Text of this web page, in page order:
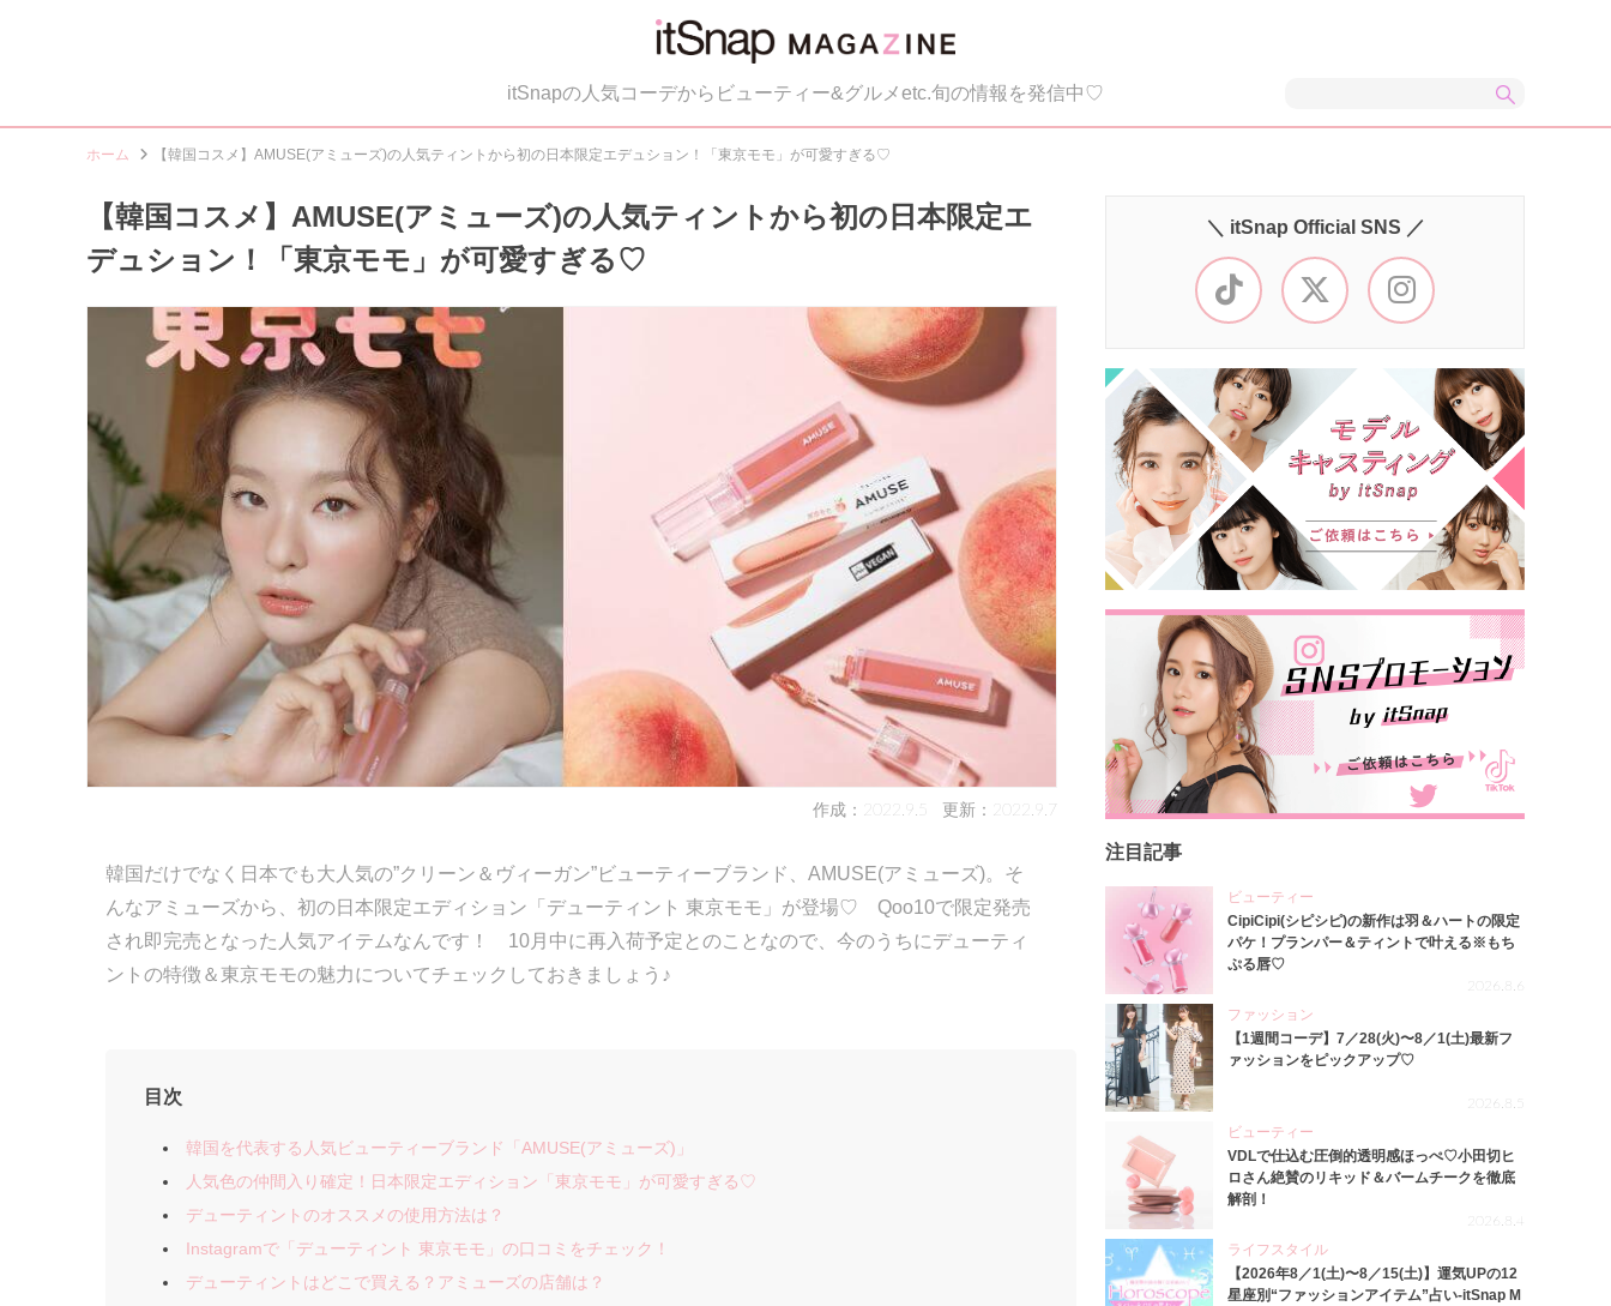
itSnapの人気コーデからビューティー&グルメetc.旬の情報を発信中♡
ホーム 【韓国コスメ】AMUSE(アミューズ)の人気ティントから初の日本限定エデュション！「東京モモ」が可愛すぎる♡
【韓国コスメ】AMUSE(アミューズ)の人気ティントから初の日本限定エ
デュション！「東京モモ」が可愛すぎる♡
作成：2022.9.5 更新：2022.9.7
韓国だけでなく日本でも大人気の”クリーン＆ヴィーガン”ビューティーブランド、AMUSE(アミューズ)。そ
んなアミューズから、初の日本限定エディション「デューティント 東京モモ」が登場♡ Qoo10で限定発売
され即完売となった人気アイテムなんです！ 10月中に再入荷予定とのことなので、今のうちにデューティ
ントの特徴＆東京モモの魅力についてチェックしておきましょう♪
目次
韓国を代表する人気ビューティーブランド「AMUSE(アミューズ)」
人気色の仲間入り確定！日本限定エディション「東京モモ」が可愛すぎる♡
デューティントのオススメの使用方法は？
Instagramで「デューティント 東京モモ」の口コミをチェック！
デューティントはどこで買える？アミューズの店舗は？
＼ itSnap Official SNS ／
注目記事
ビューティー
CipiCipi(シピシピ)の新作は羽＆ハートの限定
パケ！プランパー＆ティントで叶える※もち
ぷる唇♡
2026.8.6
ファッション
【1週間コーデ】7／28(火)〜8／1(土)最新フ
ァッションをピックアップ♡
2026.8.5
ビューティー
VDLで仕込む圧倒的透明感ほっぺ♡小田切ヒ
ロさん絶賛のリキッド＆バームチークを徹底
解剖！
2026.8.4
ライフスタイル
【2026年8／1(土)〜8／15(土)】運気UPの12
星座別“ファッションアイテム”占い-itSnap M